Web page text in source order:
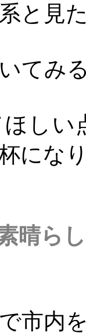
と見
てみ
ほし
にな
晴ら
市内